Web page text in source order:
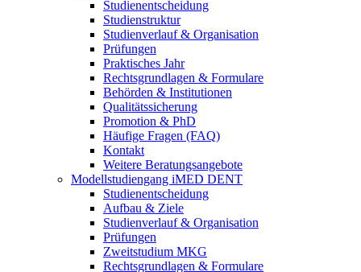
Studienentscheidung
Studienstruktur
Studienverlauf & Organisation
Prüfungen
Praktisches Jahr
Rechtsgrundlagen & Formulare
Behörden & Institutionen
Qualitätssicherung
Promotion & PhD
Häufige Fragen (FAQ)
Kontakt
Weitere Beratungsangebote
Modellstudiengang iMED DENT
Studienentscheidung
Aufbau & Ziele
Studienverlauf & Organisation
Prüfungen
Zweitstudium MKG
Rechtsgrundlagen & Formulare